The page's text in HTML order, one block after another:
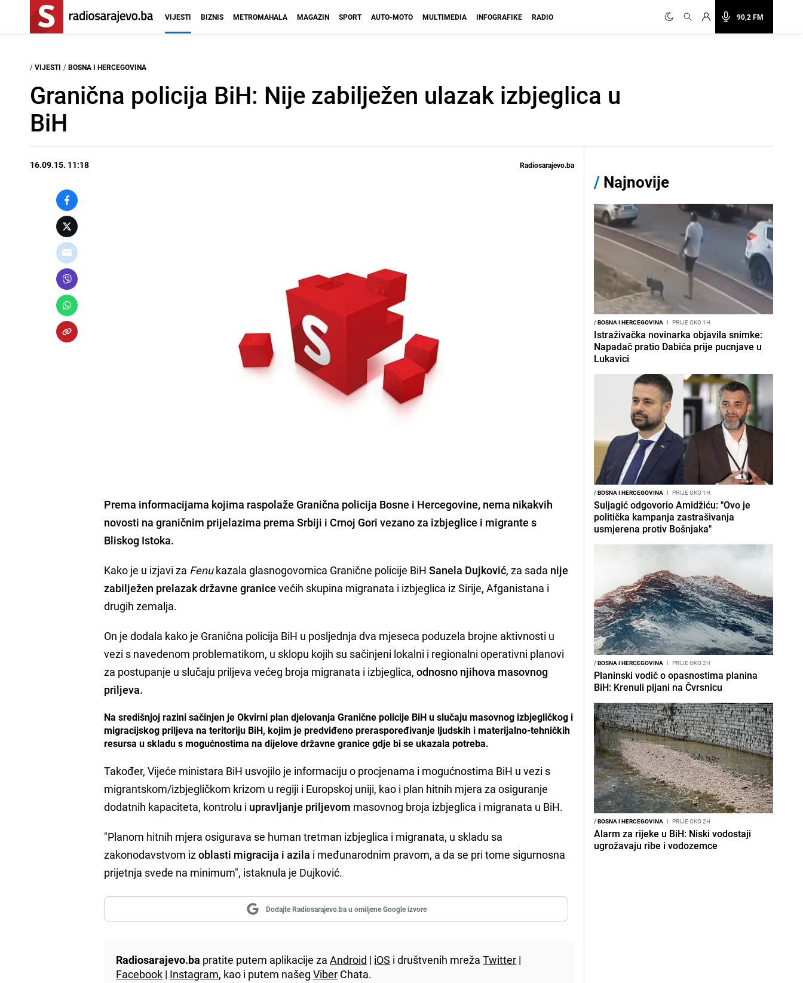
90,2 FM
VIJESTI BIZNIS METROMAHALA MAGAZIN SPORT AUTO-MOTO MULTIMEDIA INFOGRAFIKE RADIO
/ VIJESTI / BOSNA I HERCEGOVINA
Granična policija BiH: Nije zabilježen ulazak izbjeglica u
BiH
16.09.15. 11:18 Radiosarajevo.ba
Prema informacijama kojima raspolaže Granična policija Bosne i Hercegovine, nema nikakvih
novosti na graničnim prijelazima prema Srbiji i Crnoj Gori vezano za izbjeglice i migrante s
Bliskog Istoka.
Kako je u izjavi za Fenukazala glasnogovornica Granične policije BiHSanela Dujković, za sada nije
zabilježen prelazak državne granice većih skupina migranata i izbjeglica iz Sirije, Afganistana i
drugih zemalja.
On je dodala kako je Granična policija BiH u posljednja dva mjeseca poduzela brojne aktivnosti u
vezi s navedenom problematikom, u sklopu kojih su sačinjeni lokalni i regionalni operativni planovi
za postupanje u slučaju priljeva većeg broja migranata i izbjeglica,odnosno njihova masovnog
priljeva.
Na središnjoj razini sačinjen je Okvirni plan djelovanja Granične policije BiH u slučaju masovnog izbjegličkog i
migracijskog priljeva na teritoriju BiH, kojim je predviđeno preraspoređivanje ljudskih i materijalno-tehničkih
resursa u skladu s mogućnostima na dijelove državne granice gdje bi se ukazala potreba.
Također, Vijeće ministara BiH usvojilo je informaciju o procjenama i mogućnostima BiH u vezi s
migrantskom/izbjegličkom krizom u regiji i Europskoj uniji, kao i plan hitnih mjera za osiguranje
dodatnih kapaciteta, kontrolu i upravljanje priljevom masovnog broja izbjeglica i migranata u BiH.
"Planom hitnih mjera osigurava se human tretman izbjeglica i migranata, u skladu sa
zakonodavstvom izoblasti migracija i azila i međunarodnim pravom, a da se pri tome sigurnosna
prijetnja svede na minimum", istaknula je Dujković.
Dodajte Radiosarajevo.ba u omiljene Google izvore
Radiosarajevo.ba pratite putem aplikacije zaAndroid | iOS i društvenih mrežaTwitter |
Facebook | Instagram, kao i putem našegViber Chata.
/ Najnovije
/BOSNA I HERCEGOVINA I PRIJE OKO 1H
Istraživačka novinarka objavila snimke:
Napadač pratio Dabića prije pucnjave u
Lukavici
/BOSNA I HERCEGOVINA I PRIJE OKO 1H
Suljagić odgovorio Amidžiću: "Ovo je
politička kampanja zastrašivanja
usmjerena protiv Bošnjaka"
/BOSNA I HERCEGOVINA I PRIJE OKO 2H
Planinski vodič o opasnostima planina
BiH: Krenuli pijani na Čvrsnicu
/BOSNA I HERCEGOVINA I PRIJE OKO 2H
Alarm za rijeke u BiH: Niski vodostaji
ugrožavaju ribe i vodozemce